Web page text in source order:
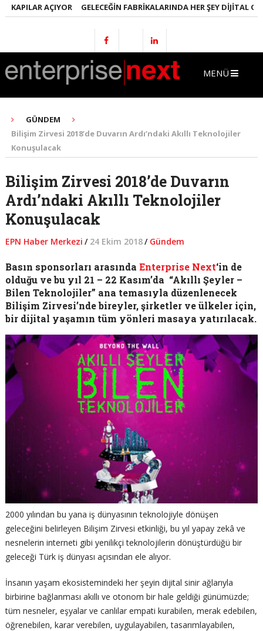
AÇIYOR GELECEĞIN FABRIKALARINDA HER ŞEY DIJITAL
MENÜ
GÜNDEM
Bilişim Zirvesi 2018’de Duvarın Ardı’ndaki Akıllı Teknolojiler
Konuşulacak
Bilişim Zirvesi 2018’de Duvarın
Ardı’ndaki Akıllı Teknolojiler
Konuşulacak
EPN Haber Merkezi / 24 Ekim 2018/ Gündem
Basın sponsorları arasında Enterprise Next‘in de
olduğu ve bu yıl 21 – 22 Kasım’da “Akıllı Şeyler –
Bilen Teknolojiler” ana temasıyla düzenlenecek
Bilişim Zirvesi’nde bireyler, şirketler ve ülkeler için,
bir dijital yaşamın tüm yönleri masaya yatırılacak.
2000 yılından bu yana iş dünyasının teknolojiyle dönüşen
geleceğini belirleyen Bilişim Zirvesi etkinliği, bu yıl yapay zekâ ve
nesnelerin interneti gibi yenilikçi teknolojilerin dönüştürdüğü bir
geleceği Türk iş dünyası açısından ele alıyor.
İnsanın yaşam ekosistemindeki her şeyin dijital sinir ağlarıyla
birbirine bağlanması akıllı ve otonom bir hale geldiği günümüzde;
tüm nesneler, eşyalar ve canlılar empati kurabilen, merak edebilen,
öğrenebilen, karar verebilen, uygulayabilen, tasarımlayabilen,